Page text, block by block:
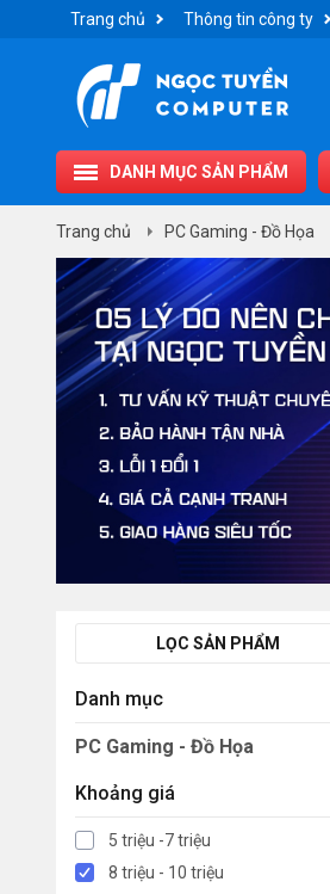
Trang chủ Thông tin công ty
DANH MỤC SẢN PHẨM
Trang chủ PC Gaming - Đồ Họa
LỌC SẢN PHẨM
Danh mục
PC Gaming - Đồ Họa
Khoảng giá
5 triệu -7 triệu
8 triệu - 10 triệu